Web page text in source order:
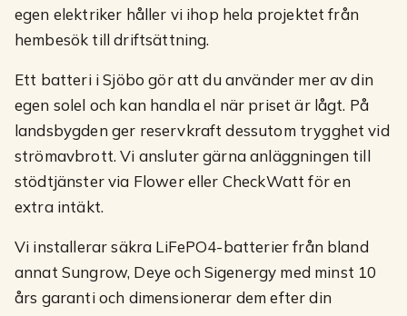
egen elektriker håller vi ihop hela projektet från
hembesök till driftsättning.
Ett batteri i Sjöbo gör att du använder mer av din
egen solel och kan handla el när priset är lågt. På
landsbygden ger reservkraft dessutom trygghet vid
strömavbrott. Vi ansluter gärna anläggningen till
stödtjänster via Flower eller CheckWatt för en
extra intäkt.
Vi installerar säkra LiFePO4-batterier från bland
annat Sungrow, Deye och Sigenergy med minst 10
års garanti och dimensionerar dem efter din